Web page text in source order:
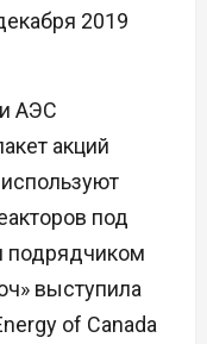
2019
АЭС
акций
под
подрядчиком
выступила
of Canada